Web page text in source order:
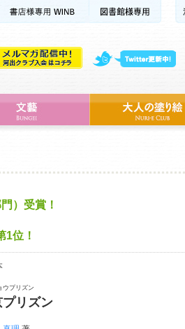
）受賞！
1位！
ウプリズン
プリズン